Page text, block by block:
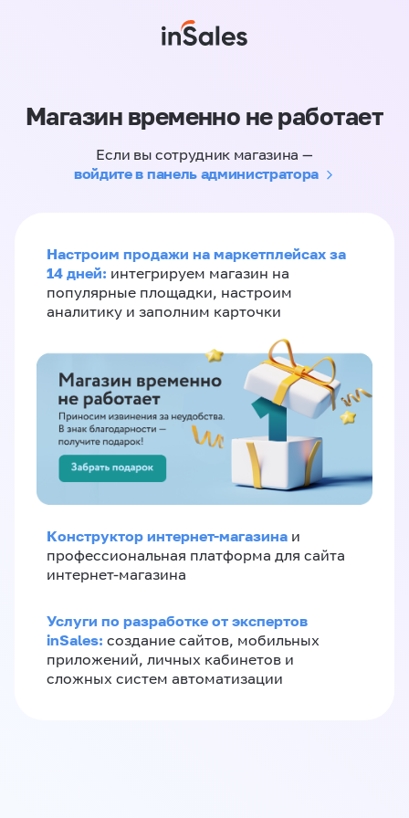
Магазин временно не работает
Если вы сотрудник магазина —
войдите в панель администратора
Настроим продажи на маркетплейсах за
14 дней: интегрируем магазин на
популярные площадки, настроим
аналитику и заполним карточки
Конструктор интернет-магазина и
профессиональная платформа для сайта
интернет-магазина
Услуги по разработке от экспертов
inSales: создание сайтов, мобильных
приложений, личных кабинетов и
сложных систем автоматизации